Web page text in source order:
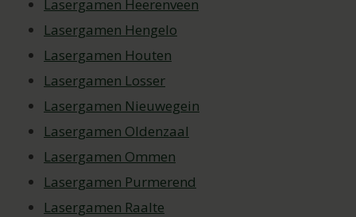
Lasergamen Heerenveen
Lasergamen Hengelo
Lasergamen Houten
Lasergamen Losser
Lasergamen Nieuwegein
Lasergamen Oldenzaal
Lasergamen Ommen
Lasergamen Purmerend
Lasergamen Raalte